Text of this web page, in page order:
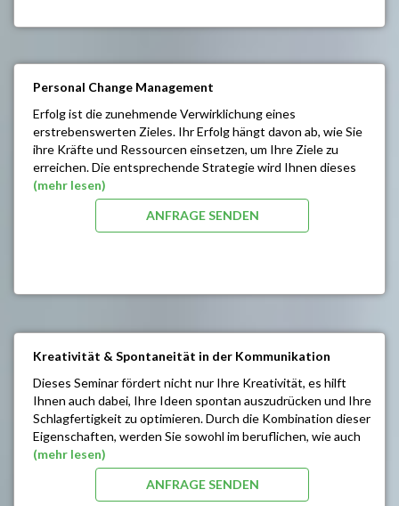
zielgerecht steuern, Eigenmotivation und Willensstärke
Umgang mit Veränderungen, Stress und Druck im
Alltag
Erkennen des Nutzens von geänderten
Verhaltensgewohnheiten
Führen eines Teams durch die Phasen von
Veränderungen
Konstruktiver Umgang mit Widerständen bei
Veränderungen
Einstellung Ihr Leben verändert
Gedankenmanagement: Sie sind, was sie denken
persönlichen Stressoren
Personal Change Management
Erfolg ist die zunehmende Verwirklichung eines
erstrebenswerten Zieles. Ihr Erfolg hängt davon ab, wie Sie
ihre Kräfte und Ressourcen einsetzen, um Ihre Ziele zu
erreichen. Die entsprechende Strategie wird Ihnen dieses
Seminar vermitteln.
SEMINARINHALTE/ZIELE:
Bewältigungsstrategien
Optimierung der Konzentrationsfähigkeit
Steigerung der Gedächtnisleistung
(mehr lesen)
ANFRAGE SENDEN
Kreativität & Spontaneität in der Kommunikation
Dieses Seminar fördert nicht nur Ihre Kreativität, es hilft
Ihnen auch dabei, Ihre Ideen spontan auszudrücken und Ihre
Schlagfertigkeit zu optimieren. Durch die Kombination dieser
Eigenschaften, werden Sie sowohl im beruflichen, wie auch
im privaten Bereich sicherer auftreten und Ihren
persönlichen Handlungsspielraum bedeutend erweitern.
(mehr lesen)
ANFRAGE SENDEN